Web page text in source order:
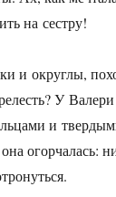
на сестру!
и округлы,
У
и
огорчалась: